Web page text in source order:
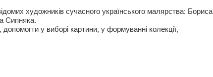
художників сучасного українського малярства: Бориса
Сипняка.
у виборі картини, у формуванні колекції,